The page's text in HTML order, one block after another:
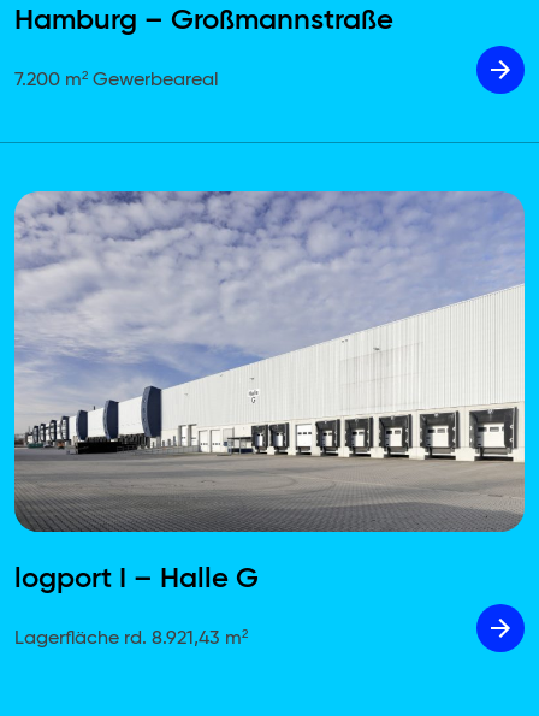
Hamburg – Großmannstraße
7.200 m² Gewerbeareal
logport I – Halle G
Lagerfläche rd. 8.921,43 m²